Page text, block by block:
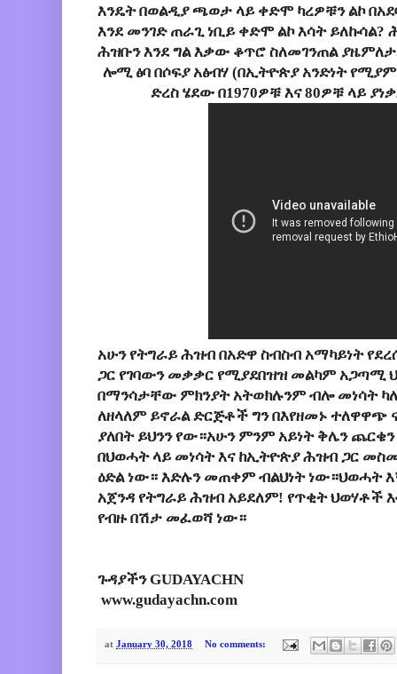
እንዴት በወልዲያ ጫወታ ላይ ቀድሞ ካረዎቹን ልኮ
እንደ መንገድ ጠራጊ ነቢይ ቀድሞ ልኮ እሳት
ሕዝቡን እንደ ግል እቃው ቆጥሮ ስለመገንጠል
ሎሚ ፅባ በሶፍያ አፅብሃ (በኢትዮጵያ አንድነት
ድረስ ሄደው በ1970ዎቹ እና 80ዎቹ ላይ
አሁን የትግራይ ሕዝብ በአድዋ ስብስብ አማካይነት
ጋር የገባውን መቃቃር የሚያደበዝዝ መልካም አጋጣሚ
በማንሳታቸው ምክንያት አትወክሉንም ብሎ መነሳት
ለዘላለም ይኖራል ድርጅቶች ግን በእየዘመኑ
ያለበት ይህንን የው።አሁን ምንም አይነት ቅሌን
በህወሓት ላይ መነሳት እና ከኢትዮጵያ ሕዝብ ጋር
ዕድል ነው። እድሉን መጠቀም ብልህነት ነው።ህወሓት
አጀንዳ የትግራይ ሕዝብ አይደለም! የጥቂት
የብዙ በሽታ መፈወሻ ነው።
ጉዳያችን GUDAYACHN
www.gudayachn.com
at January 30, 2018 No comments: